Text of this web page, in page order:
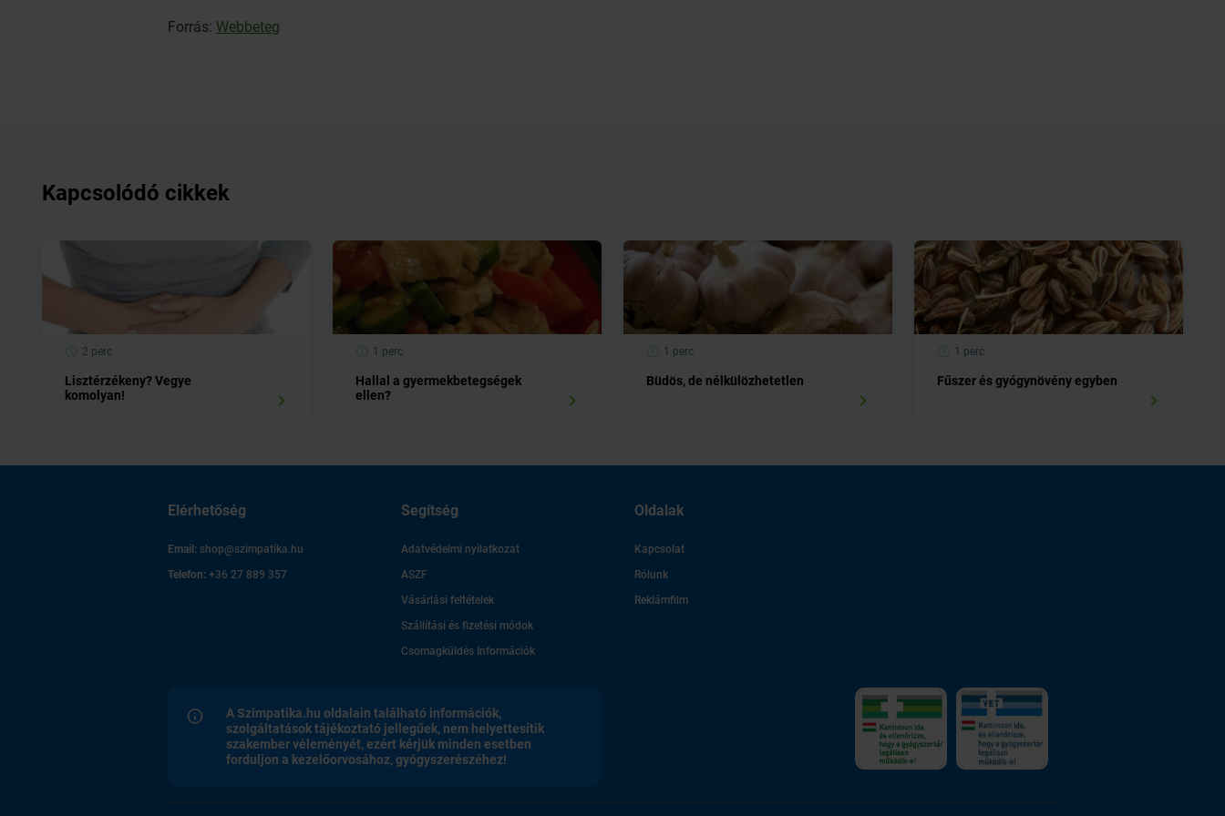
Forrás: Webbeteg
Kapcsolódó cikkek
2 perc
Lisztérzékeny? Vegye
komolyan!
1 perc
Hallal a gyermekbetegségek
ellen?
1 perc
Büdös, de nélkülözhetetlen
1 perc
Fűszer és gyógynövény egyben
Elérhetőség
Email: shop@szimpatika.hu
Telefon: +36 27 889 357
Segítség
Adatvédelmi nyilatkozat
ASZF
Vásárlási feltételek
Szállítási és fizetési módok
Csomagküldés Információk
Oldalak
Kapcsolat
Rólunk
Reklámfilm
A Szimpatika.hu oldalain található információk,
szolgáltatások tájékoztató jellegűek, nem helyettesítik
szakember véleményét, ezért kérjük minden esetben
forduljon a kezelőorvosához, gyógyszerészéhez!